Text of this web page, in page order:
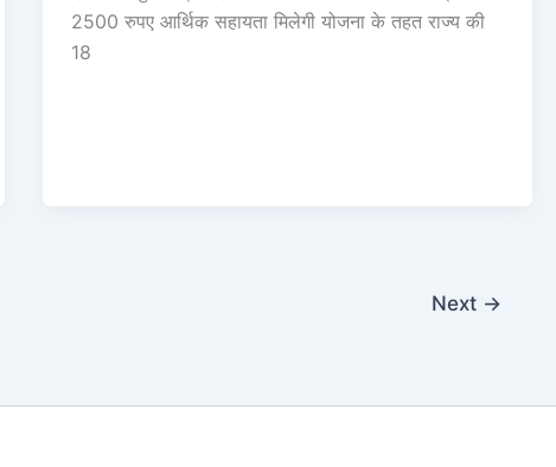
2500 रुपए आर्थिक सहायता मिलेगी योजना के तहत राज्य की
18
Next →